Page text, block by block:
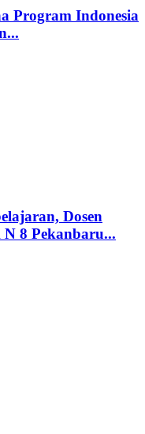
Program Indonesia
Dosen
8 Pekanbaru...